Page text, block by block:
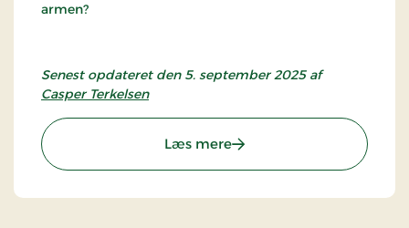
armen?
Senest opdateret den 5. september 2025 af
Casper Terkelsen
Læs mere: Træskohage Fyr